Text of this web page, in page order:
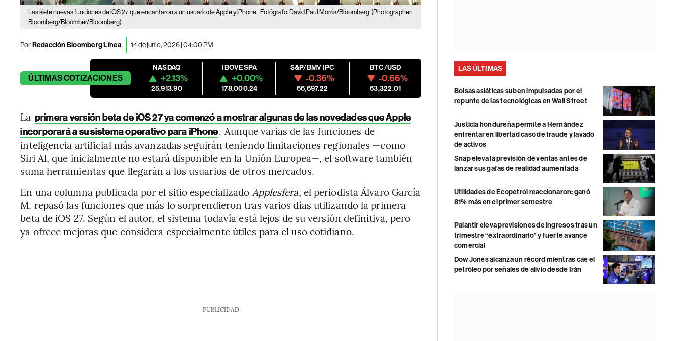
Las siete nuevas funciones de iOS 27 que encantaron a un usuario de Apple y iPhone. Fotógrafo: David Paul Morris/Bloomberg (Photographer:
Bloomberg/Bloomber/Bloomberg)
PorRedacción Bloomberg Línea 14 de junio, 2026 | 04:00 PM
ÚLTIMASCOTIZACIONES
NASDAQ
+2.13%
25,913.90
IBOVESPA
+0.00%
178,000.24
S&P/BMV IPC
-0.36%
66,697.22
BTC/USD
-0.66%
63,322.01
La primera versión beta de iOS 27 ya comenzó a mostrar algunas de las novedades que Apple
incorporará a su sistema operativo para iPhone. Aunque varias de las funciones de
inteligencia artificial más avanzadas seguirán teniendo limitaciones regionales —como
Siri AI, que inicialmente no estará disponible en la Unión Europea—, el software también
suma herramientas que llegarán a los usuarios de otros mercados.
En una columna publicada por el sitio especializado Applesfera, el periodista Álvaro García
M. repasó las funciones que más lo sorprendieron tras varios días utilizando la primera
beta de iOS 27. Según el autor, el sistema todavía está lejos de su versión definitiva, pero
ya ofrece mejoras que considera especialmente útiles para el uso cotidiano.
PUBLICIDAD
LAS ÚLTIMAS
Bolsas asiáticas suben impulsadas por el
repunte de las tecnológicas en Wall Street
Justicia hondureña permite a Hernández
enfrentar en libertad caso de fraude y lavado
de activos
Snap eleva la previsión de ventas antes de
lanzar sus gafas de realidad aumentada
Utilidades de Ecopetrol reaccionaron: ganó
81% más en el primer semestre
Palantir eleva previsiones de ingresos tras un
trimestre “extraordinario” y fuerte avance
comercial
Dow Jones alcanza un récord mientras cae el
petróleo por señales de alivio desde Irán